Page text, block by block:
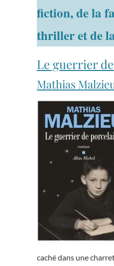
fiction, de la
thriller et de
Le guerrier
Mathias
caché dans une